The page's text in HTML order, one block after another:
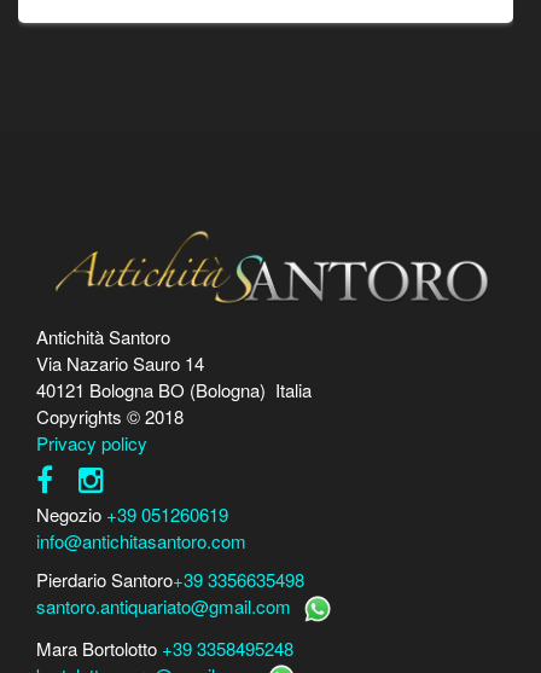
Antichità Santoro
Via Nazario Sauro 14
40121 Bologna BO (Bologna) Italia
Copyrights © 2018
Privacy policy
Negozio +39 051260619
info@antichitasantoro.com
Pierdario Santoro+39 3356635498
santoro.antiquariato@gmail.com
Mara Bortolotto +39 3358495248